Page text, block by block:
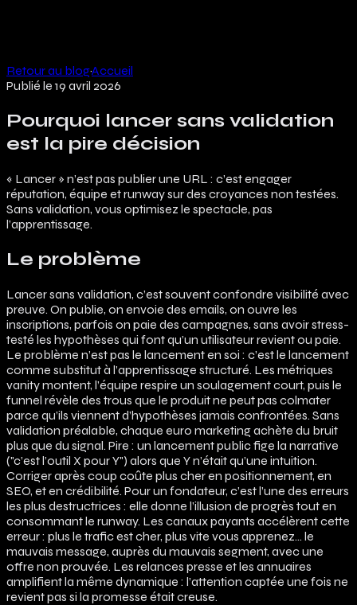
Retour au blog·Accueil
Publié le 19 avril 2026
Pourquoi lancer sans validation
est la pire décision
« Lancer » n’est pas publier une URL : c’est engager
réputation, équipe et runway sur des croyances non testées.
Sans validation, vous optimisez le spectacle, pas
l’apprentissage.
Le problème
Lancer sans validation, c’est souvent confondre visibilité avec
preuve. On publie, on envoie des emails, on ouvre les
inscriptions, parfois on paie des campagnes, sans avoir stress-
testé les hypothèses qui font qu’un utilisateur revient ou paie.
Le problème n’est pas le lancement en soi : c’est le lancement
comme substitut à l’apprentissage structuré. Les métriques
vanity montent, l’équipe respire un soulagement court, puis le
funnel révèle des trous que le produit ne peut pas colmater
parce qu’ils viennent d’hypothèses jamais confrontées. Sans
validation préalable, chaque euro marketing achète du bruit
plus que du signal. Pire : un lancement public fige la narrative
("c’est l’outil X pour Y") alors que Y n’était qu’une intuition.
Corriger après coup coûte plus cher en positionnement, en
SEO, et en crédibilité. Pour un fondateur, c’est l’une des erreurs
les plus destructrices : elle donne l’illusion de progrès tout en
consommant le runway. Les canaux payants accélèrent cette
erreur : plus le trafic est cher, plus vite vous apprenez… le
mauvais message, auprès du mauvais segment, avec une
offre non prouvée. Les relances presse et les annuaires
amplifient la même dynamique : l’attention captée une fois ne
revient pas si la promesse était creuse.